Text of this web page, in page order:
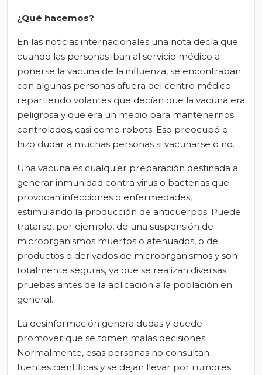
¿Qué hacemos?
En las noticias internacionales una nota decía que
cuando las personas iban al servicio médico a
ponerse la vacuna de la influenza, se encontraban
con algunas personas afuera del centro médico
repartiendo volantes que decían que la vacuna era
peligrosa y que era un medio para mantenernos
controlados, casi como robots. Eso preocupó e
hizo dudar a muchas personas si vacunarse o no.
Una vacuna es cualquier preparación destinada a
generar inmunidad contra virus o bacterias que
provocan infecciones o enfermedades,
estimulando la producción de anticuerpos. Puede
tratarse, por ejemplo, de una suspensión de
microorganismos muertos o atenuados, o de
productos o derivados de microorganismos y son
totalmente seguras, ya que se realizan diversas
pruebas antes de la aplicación a la población en
general.
La desinformación genera dudas y puede
promover que se tomen malas decisiones.
Normalmente, esas personas no consultan
fuentes científicas y se dejan llevar por rumores